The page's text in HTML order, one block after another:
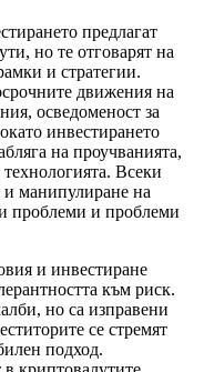
предлагат
но те отговарят на
и стратегии.
движения на
осведоменост за
инвестирането
на проучванията,
Всеки
и манипулиране на
проблеми и проблеми
и инвестиране
към риск.
но са изправени
се стремят
подход.